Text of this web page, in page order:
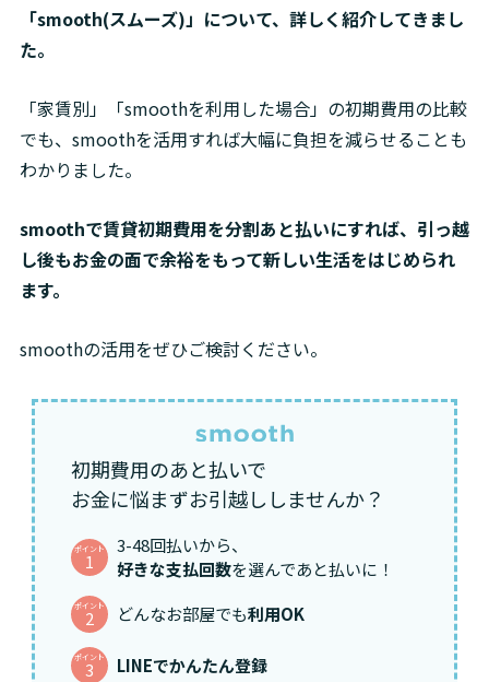
「smooth(スムーズ)」について、詳しく紹介してきまし
た。
「家賃別」「smoothを利用した場合」の初期費用の比較
でも、smoothを活用すれば大幅に負担を減らせることも
わかりました。
smoothで賃貸初期費用を分割あと払いにすれば、引っ越
し後もお金の面で余裕をもって新しい生活をはじめられ
ます。
smoothの活用をぜひご検討ください。
初期費用のあと払いで
お金に悩まずお引越ししませんか？
ポイント
1
3-48回払いから、
好きな支払回数を選んであと払いに！
ポイント
2 どんなお部屋でも利用OK
ポイント
3 LINEでかんたん登録